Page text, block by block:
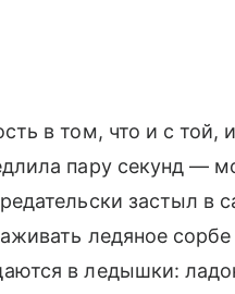
в том, что и с той,
пару секунд —
застыл в
ледяное
в ледышки: